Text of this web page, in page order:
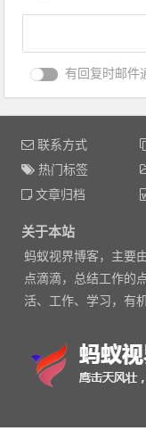
有回复时邮件
联系方式
热门标签
文章归档
关于本站
蚂蚁视界博客，主要
点滴滴，总结工作的
活、工作、学习，有